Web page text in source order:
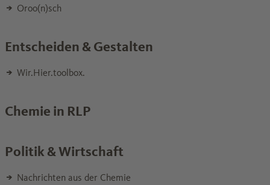
Oroo(n)sch
Entscheiden & Gestalten
Wir.Hier.toolbox.
Chemie in RLP
Politik & Wirtschaft
Nachrichten aus der Chemie